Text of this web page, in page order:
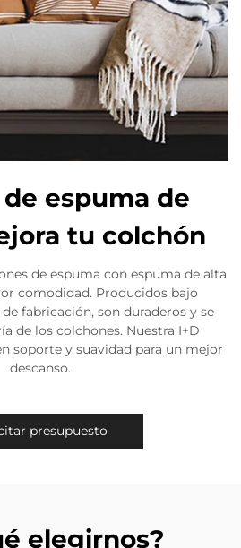
espuma de
tu colchón
de espuma con espuma de alta
comodidad. Producidos bajo
fabricación, son duraderos y se
de los colchones. Nuestra I+D
soporte y suavidad para un mejor
descanso.
presupuesto
elegirnos?